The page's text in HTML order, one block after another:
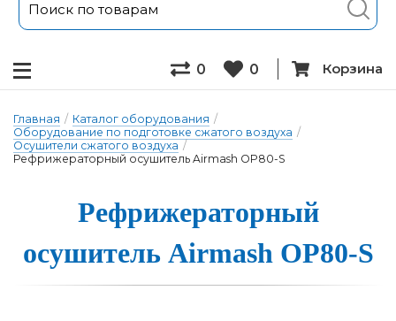
0 0 Корзина
Главная / Каталог оборудования /
Оборудование по подготовке сжатого воздуха /
Осушители сжатого воздуха /
Рефрижераторный осушитель Airmash OP80-S
Рефриже­ра­тор­ный
о­су­ши­тель Airmash OP80-S